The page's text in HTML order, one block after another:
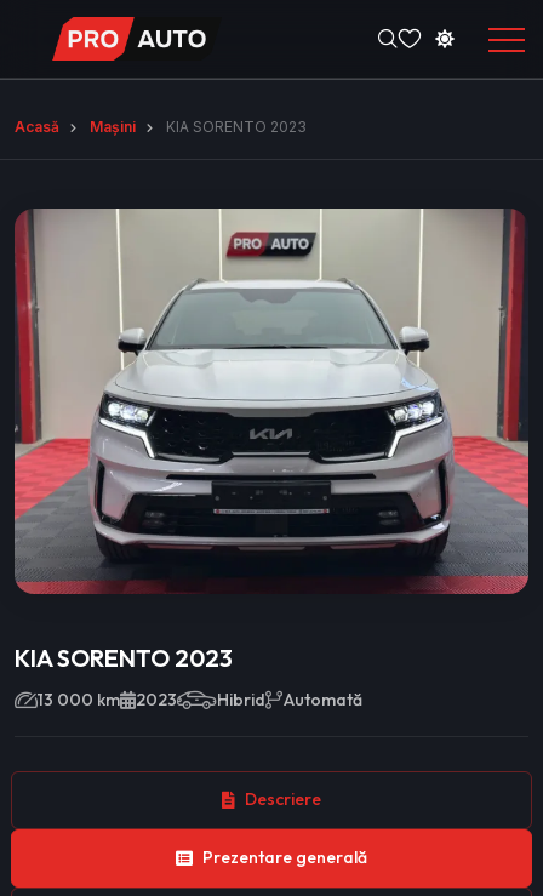
Acasă Mașini KIA SORENTO 2023
KIA SORENTO 2023
13 000 km 2023 Hibrid Automată
Descriere
Prezentare generală